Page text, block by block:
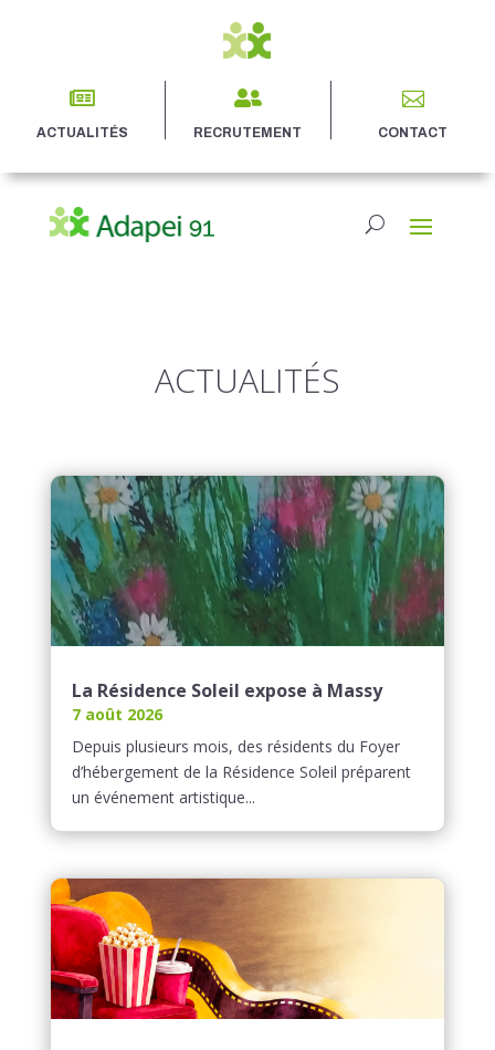

ACTUALITÉS

RECRUTEMENT

CONTACT
ACTUALITÉS
La Résidence Soleil expose à Massy
7 août 2026
Depuis plusieurs mois, des résidents du Foyer
d’hébergement de la Résidence Soleil préparent
un événement artistique...